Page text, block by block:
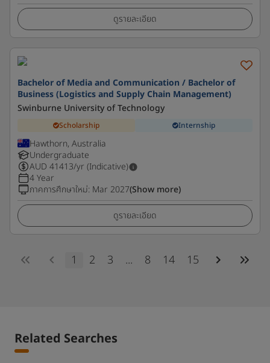
ดูรายละเอียด
Bachelor of Media and Communication / Bachelor of
Business (Logistics and Supply Chain Management)
Swinburne University of Technology
Scholarship Internship
Hawthorn, Australia
Undergraduate
AUD 41413/yr (Indicative)
4 Year
ภาคการศึกษาใหม่: Mar 2027(Show more)
ดูรายละเอียด
1 2 3 ... 8 14 15
Related Searches